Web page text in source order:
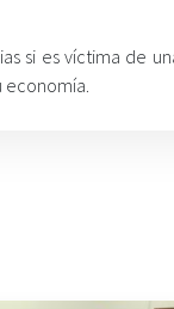
si es víctima de
economía.